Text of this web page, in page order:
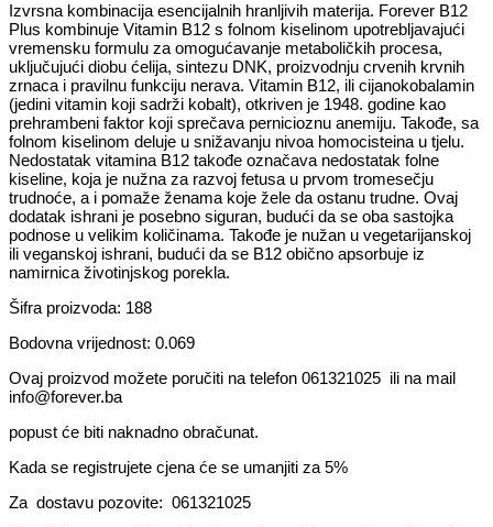
Izvrsna kombinacija esencijalnih hranljivih materija. Forever B12
Plus kombinuje Vitamin B12 s folnom kiselinom upotrebljavajući
vremensku formulu za omogućavanje metaboličkih procesa,
uključujući diobu ćelija, sintezu DNK, proizvodnju crvenih krvnih
zrnaca i pravilnu funkciju nerava. Vitamin B12, ili cijanokobalamin
(jedini vitamin koji sadrži kobalt), otkriven je 1948. godine kao
prehrambeni faktor koji sprečava pernicioznu anemiju. Takođe, sa
folnom kiselinom deluje u snižavanju nivoa homocisteina u tjelu.
Nedostatak vitamina B12 takođe označava nedostatak folne
kiseline, koja je nužna za razvoj fetusa u prvom tromesečju
trudnoće, a i pomaže ženama koje žele da ostanu trudne. Ovaj
dodatak ishrani je posebno siguran, budući da se oba sastojka
podnose u velikim količinama. Takođe je nužan u vegetarijanskoj
ili veganskoj ishrani, budući da se B12 obično apsorbuje iz
namirnica životinjskog porekla.
Šifra proizvoda: 188
Bodovna vrijednost: 0.069
Ovaj proizvod možete poručiti na telefon 061321025 ili na mail
info@forever.ba
popust će biti naknadno obračunat.
Kada se registrujete cjena će se umanjiti za 5%
Za dostavu pozovite: 061321025